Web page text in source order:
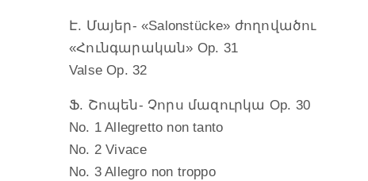
Է. Մայեր- «Salonstücke» ժողովածու
«Հունգարական» Op. 31
Valse Op. 32
Ֆ. Շոպեն- Չորս մազուրկա Op. 30
No. 1 Allegretto non tanto
No. 2 Vivace
No. 3 Allegro non troppo